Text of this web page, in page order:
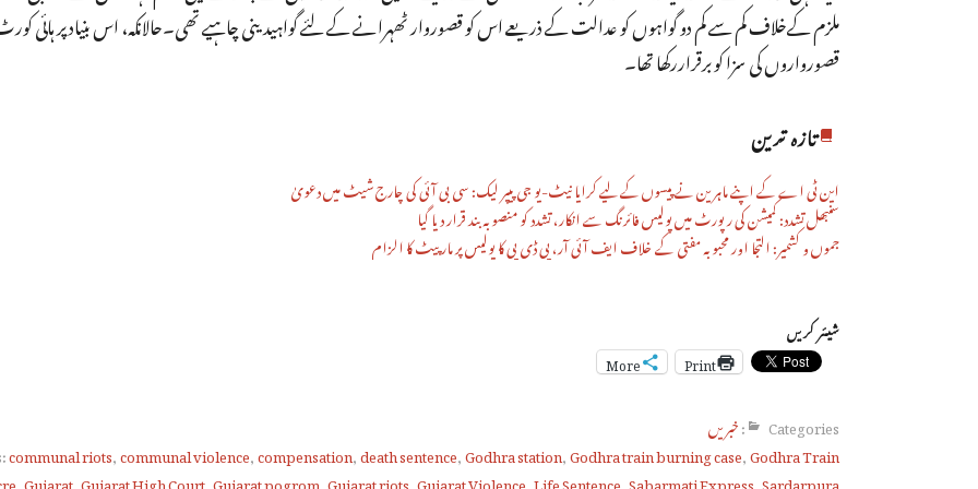
قصورواروں کی سزا کو برقراررکھا تھا۔
تازہ ترین
این ٹی اے کے اپنے ماہرین نے پیسوں کے لیے کرایا نیٹ-یو جی پیپر لیک: سی بی آئی کی چارج شیٹ میں دعویٰ
سنبھل تشدد: کمیشن کی رپورٹ میں پولیس فائرنگ سے انکار، تشدد کو منصوبہ بند قرار دیا گیا
جموں و کشمیر: التجا اور محبوبہ مفتی کے خلاف ایف آئی آر، پی ڈی پی کا پولیس پر مار پیٹ کا الزام
شیئر کریں
Print
More
Categories: خبریں
communal riots,communal violence,compensation,death sentence,Godhra station,Godhra train burning case,Godhra Train